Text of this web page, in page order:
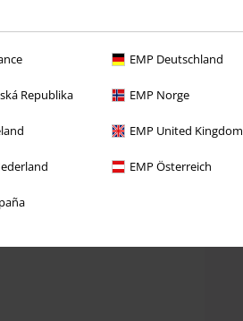
EMP Deutschland
Republika EMP Norge
EMP United Kingdom
EMP Österreich